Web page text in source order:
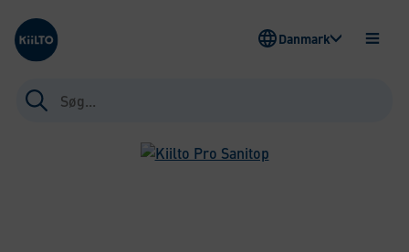
Kiilto Denmark
Søg
efter:
ÅBEN
Danmark